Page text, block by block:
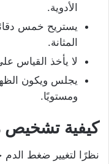
الأدوية.
يستريح خمس
المثانة.
لا يأخذ القياس
يجلس ويكون
ومستويًا.
كيفية
نظرًا لتغيير ضغط الدم